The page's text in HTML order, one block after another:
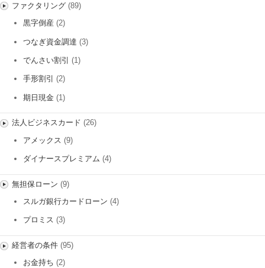
ファクタリング(89)
黒字倒産 (2)
つなぎ資金調達 (3)
でんさい割引 (1)
手形割引 (2)
期日現金 (1)
法人ビジネスカード (26)
アメックス (9)
ダイナースプレミアム (4)
無担保ローン (9)
スルガ銀行カードローン (4)
プロミス (3)
経営者の条件(95)
お金持ち (2)